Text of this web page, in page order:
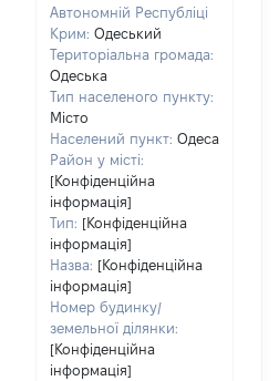
Автономній Республіці
Крим: Одеський
Територіальна громада:
Одеська
Тип населеного пункту:
Місто
Населений пункт: Одеса
Район у місті:
[Конфіденційна
інформація]
Тип: [Конфіденційна
інформація]
Назва: [Конфіденційна
інформація]
Номер будинку/
земельної ділянки:
[Конфіденційна
інформація]